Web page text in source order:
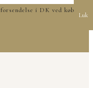
i DK ved køb over
Luk